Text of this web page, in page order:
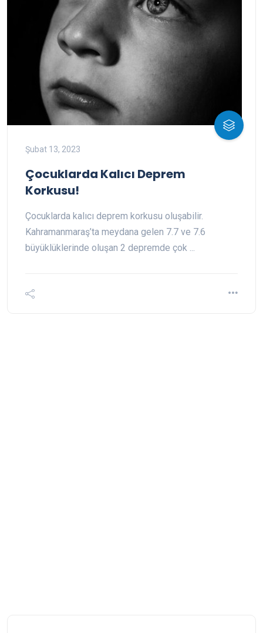
Şubat 13, 2023
Çocuklarda Kalıcı Deprem
Korkusu!
Çocuklarda kalıcı deprem korkusu oluşabilir.
Kahramanmaraş’ta meydana gelen 7.7 ve 7.6
büyüklüklerinde oluşan 2 depremde çok ...